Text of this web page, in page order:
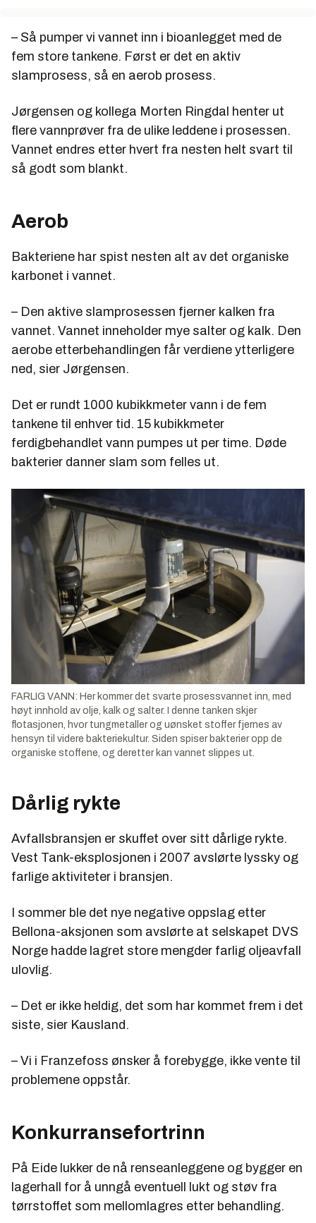
– Så pumper vi vannet inn i bioanlegget med de
fem store tankene. Først er det en aktiv
slamprosess, så en aerob prosess.
Jørgensen og kollega Morten Ringdal henter ut
flere vannprøver fra de ulike leddene i prosessen.
Vannet endres etter hvert fra nesten helt svart til
så godt som blankt.
Aerob
Bakteriene har spist nesten alt av det organiske
karbonet i vannet.
– Den aktive slamprosessen fjerner kalken fra
vannet. Vannet inneholder mye salter og kalk. Den
aerobe etterbehandlingen får verdiene ytterligere
ned, sier Jørgensen.
Det er rundt 1000 kubikkmeter vann i de fem
tankene til enhver tid. 15 kubikkmeter
ferdigbehandlet vann pumpes ut per time. Døde
bakterier danner slam som felles ut.
FARLIG VANN: Her kommer det svarte prosessvannet inn, med
høyt innhold av olje, kalk og salter. I denne tanken skjer
flotasjonen, hvor tungmetaller og uønsket stoffer fjernes av
hensyn til videre bakteriekultur. Siden spiser bakterier opp de
organiske stoffene, og deretter kan vannet slippes ut.
Dårlig rykte
Avfallsbransjen er skuffet over sitt dårlige rykte.
Vest Tank-eksplosjonen i 2007 avslørte lyssky og
farlige aktiviteter i bransjen.
I sommer ble det nye negative oppslag etter
Bellona-aksjonen som avslørte at selskapet DVS
Norge hadde lagret store mengder farlig oljeavfall
ulovlig.
– Det er ikke heldig, det som har kommet frem i det
siste, sier Kausland.
– Vi i Franzefoss ønsker å forebygge, ikke vente til
problemene oppstår.
Konkurransefortrinn
På Eide lukker de nå renseanleggene og bygger en
lagerhall for å unngå eventuell lukt og støv fra
tørrstoffet som mellomlagres etter behandling.